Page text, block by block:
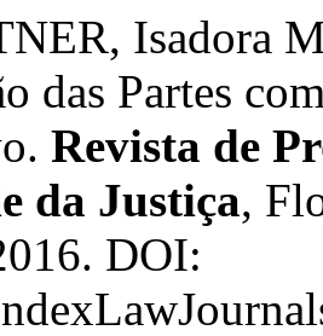
Isadora
das Partes
Revista de
da Justiça,
DOI: